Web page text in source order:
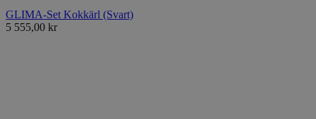
GLIMA-Set Kokkärl (Svart)
5 555,00 kr